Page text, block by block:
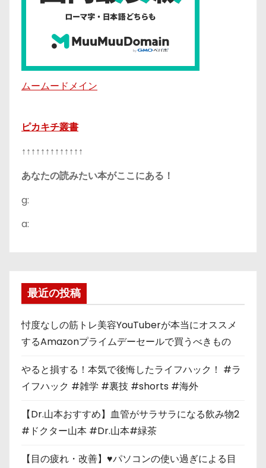
ムームードメイン
ピカキチ叢書
↑↑↑↑↑↑↑↑↑↑↑↑↑
あなたの読みたい本がここにある！
g:
a:
最近の投稿
忖度なしの筋トレ美容YouTuberが本当にオススメ
するAmazonプライムデーセールで買うべきもの
やると損する！本気で後悔したライフハック！ #ラ
イフハック #雑学 #裏技 #shorts #海外
【Dr.山本おすすめ】血管がサラサラになる飲み物2
#ドクター山本 #Dr.山本#緑茶
【目の疲れ・改善】♥パソコンの使い過ぎによる目